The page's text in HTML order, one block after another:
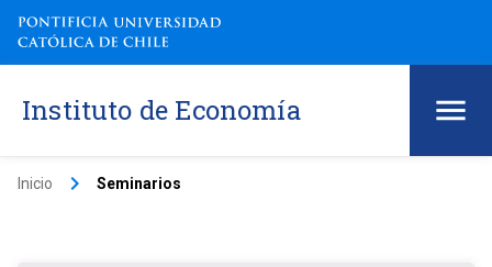
Instituto de Economía
Inicio keyboard_arrow_right Seminarios